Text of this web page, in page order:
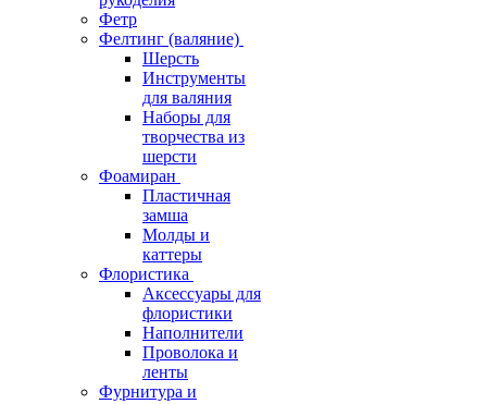
Фетр
Фелтинг (валяние)
Шерсть
Инструменты
для валяния
Наборы для
творчества из
шерсти
Фоамиран
Пластичная
замша
Молды и
каттеры
Флористика
Аксессуары для
флористики
Наполнители
Проволока и
ленты
Фурнитура и